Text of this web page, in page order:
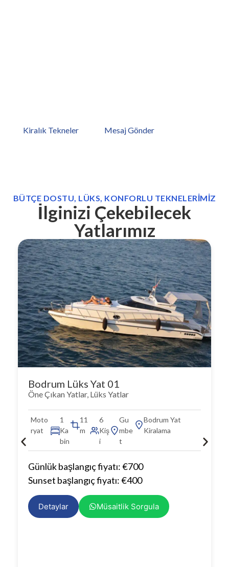
Kiralık Tekneler
Mesaj Gönder
BÜTÇE DOSTU, LÜKS, KONFORLU TEKNELERIMIZ
İlginizi Çekebilecek
Yatlarımız
Bodrum Lüks Yat 01
Öne Çıkan Yatlar, Lüks Yatlar
Moto
ryat
1
Ka
bin
11
m
6
Kiş
i
Gu
mbe
t
Bodrum Yat
Kiralama
Günlük başlangıç fiyatı: €700
Sunset başlangıç fiyatı: €400
Detaylar Müsaitlik Sorgula